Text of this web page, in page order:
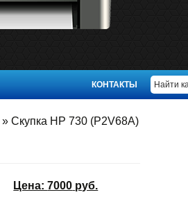
КОНТАКТЫ
» Скупка HP 730 (P2V68A)
Цена:7000 руб.